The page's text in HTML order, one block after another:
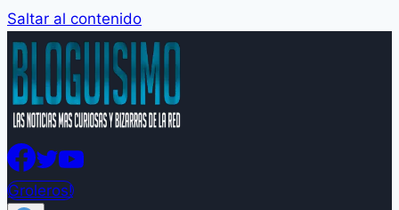
Saltar al contenido
Groleros!